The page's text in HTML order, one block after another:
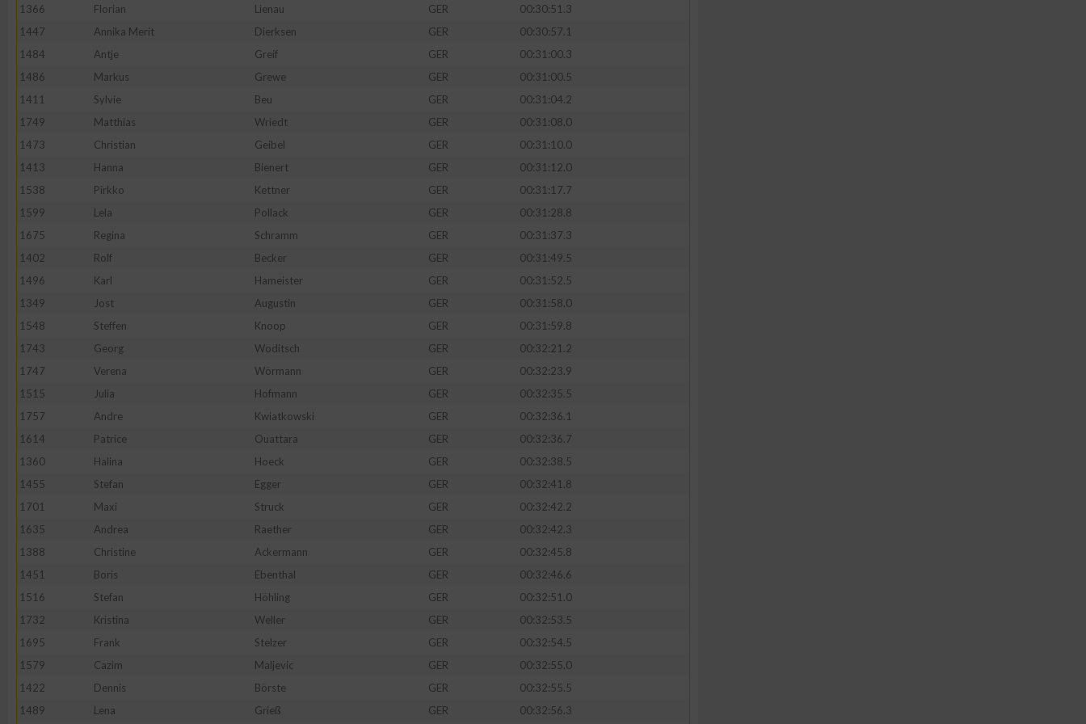
1366
Florian Lienau GER
00:30:51.3
1447
Annika Merit Dierksen GER
00:30:57.1
1484
Antje Greif GER
00:31:00.3
1486
Markus Grewe GER
00:31:00.5
1411
Sylvie Beu GER
00:31:04.2
1749
Matthias Wriedt GER
00:31:08.0
1473
Christian Geibel GER
00:31:10.0
1413
Hanna Bienert GER
00:31:12.0
1538
Pirkko Kettner GER
00:31:17.7
1599
Lela Pollack GER
00:31:28.8
1675
Regina Schramm GER
00:31:37.3
1402
Rolf Becker GER
00:31:49.5
1496
Karl Hameister GER
00:31:52.5
1349
Jost Augustin GER
00:31:58.0
1548
Steffen Knoop GER
00:31:59.8
1743
Georg Woditsch GER
00:32:21.2
1747
Verena Wörmann GER
00:32:23.9
1515
Julia Hofmann GER
00:32:35.5
1757
Andre Kwiatkowski GER
00:32:36.1
1614
Patrice Ouattara GER
00:32:36.7
1360
Halina Hoeck GER
00:32:38.5
1455
Stefan Egger GER
00:32:41.8
1701
Maxi Struck GER
00:32:42.2
1635
Andrea Raether GER
00:32:42.3
1388
Christine Ackermann GER
00:32:45.8
1451
Boris Ebenthal GER
00:32:46.6
1516
Stefan Höhling GER
00:32:51.0
1732
Kristina Weller GER
00:32:53.5
1695
Frank Stelzer GER
00:32:54.5
1579
Cazim Maljevic GER
00:32:55.0
1422
Dennis Börste GER
00:32:55.5
1489
Lena Grieß GER 00:32:56.3
Erstellung von Profilen zur Personalisierung von Inhalten
Verwendung von Profilen zur Auswahl personalisierter Inhalte
verschiedenen Quellen
Entwicklung und Verbesserung der Angebote
Verwendung reduzierter Daten zur Auswahl von Inhalten
IAB-Besonderheiten:
Verwendung genauer Standortdaten
Nicht-IAB-Verarbeitungszwecke:
Performance
Funktional
Werbung